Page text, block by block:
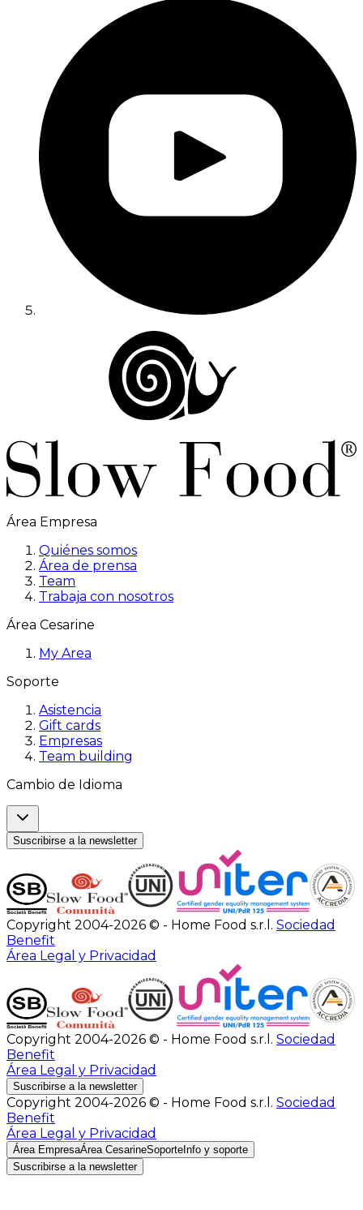
Área Empresa
Quiénes somos
Área de prensa
Team
Trabaja con nosotros
Área Cesarine
My Area
Soporte
Asistencia
Gift cards
Empresas
Team building
Cambio de Idioma
Suscribirse a la newsletter
Copyright 2004-2026 © - Home Food s.r.l. Sociedad
Benefit
Área Legal y Privacidad
Copyright 2004-2026 © - Home Food s.r.l. Sociedad
Benefit
Área Legal y Privacidad
Suscribirse a la newsletter
Copyright 2004-2026 © - Home Food s.r.l. Sociedad
Benefit
Área Legal y Privacidad
Área EmpresaÁrea CesarineSoporte Info y soporte
Suscribirse a la newsletter